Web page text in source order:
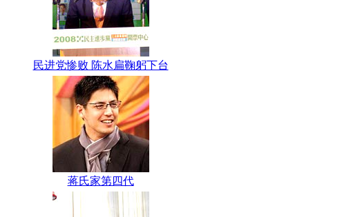
民进党惨败 陈水扁鞠躬下台
蒋氏家第四代